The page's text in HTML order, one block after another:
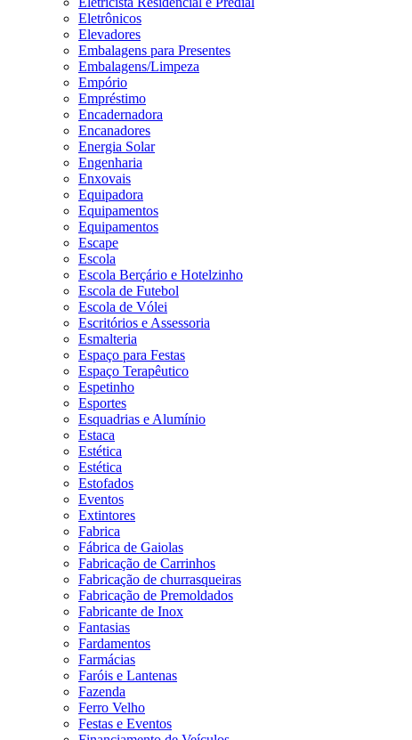
Eletrônicos
Elevadores
Embalagens para Presentes
Embalagens/Limpeza
Empório
Empréstimo
Encadernadora
Encanadores
Energia Solar
Engenharia
Enxovais
Equipadora
Equipamentos
Equipamentos
Escape
Escola
Escola Berçário e Hotelzinho
Escola de Futebol
Escola de Vólei
Escritórios e Assessoria
Esmalteria
Espaço para Festas
Espaço Terapêutico
Espetinho
Esportes
Esquadrias e Alumínio
Estaca
Estética
Estética
Estofados
Eventos
Extintores
Fabrica
Fábrica de Gaiolas
Fabricação de Carrinhos
Fabricação de churrasqueiras
Fabricação de Premoldados
Fabricante de Inox
Fantasias
Fardamentos
Farmácias
Faróis e Lantenas
Fazenda
Ferro Velho
Festas e Eventos